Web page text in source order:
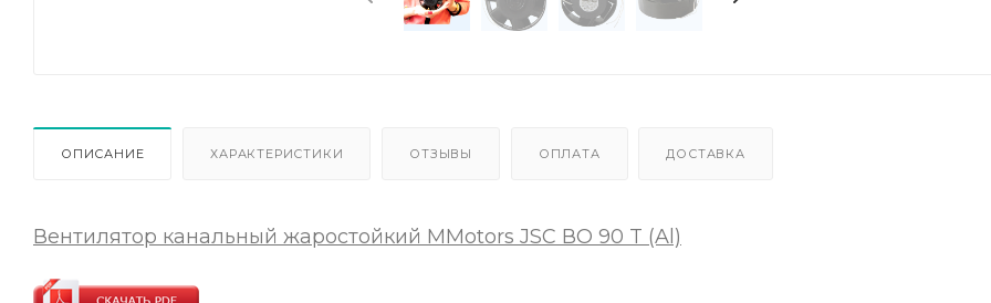
ОПИСАНИЕ ХАРАКТЕРИСТИКИ ОТЗЫВЫ ОПЛАТА ДОСТАВКА
Вентилятор канальный жаростойкий MMotors JSC ВО 90 T (Al)